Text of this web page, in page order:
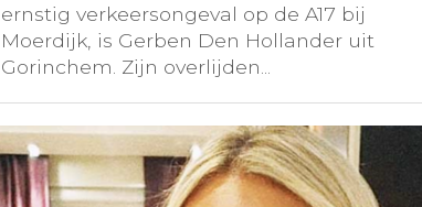
ernstig verkeersongeval op de A17 bij
Moerdijk, is Gerben Den Hollander uit
Gorinchem. Zijn overlijden...